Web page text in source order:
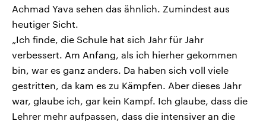
Achmad Yava sehen das ähnlich. Zumindest aus
heutiger Sicht.
„Ich finde, die Schule hat sich Jahr für Jahr
verbessert. Am Anfang, als ich hierher gekommen
bin, war es ganz anders. Da haben sich voll viele
gestritten, da kam es zu Kämpfen. Aber dieses Jahr
war, glaube ich, gar kein Kampf. Ich glaube, dass die
Lehrer mehr aufpassen, dass die intensiver an die